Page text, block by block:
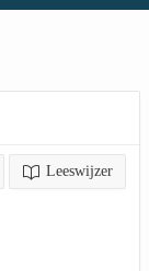
Leeswijzer